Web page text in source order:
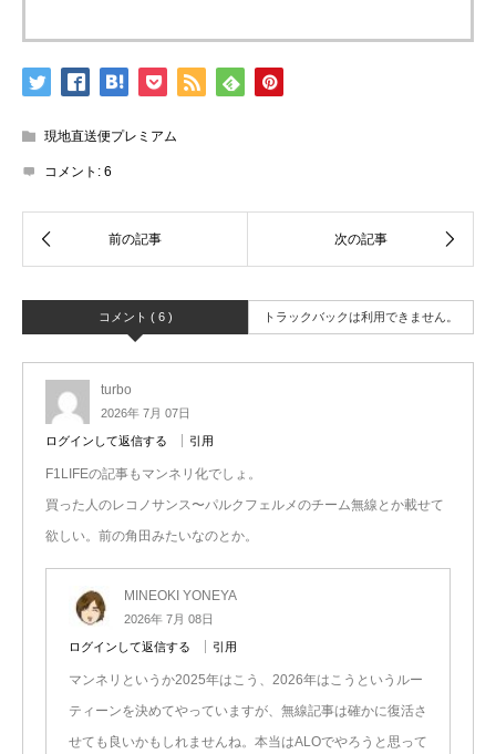
現地直送便プレミアム
コメント: 6
コメント ( 6 ) トラックバックは利用できません。
turbo
2026年 7月 07日
ログインして返信する 引用
F1LIFEの記事もマンネリ化でしょ。
買った人のレコノサンス〜パルクフェルメのチーム無線とか載せて
欲しい。前の角田みたいなのとか。
MINEOKI YONEYA
2026年 7月 08日
ログインして返信する 引用
マンネリというか2025年はこう、2026年はこうというルー
ティーンを決めてやっていますが、無線記事は確かに復活さ
せても良いかもしれませんね。本当はALOでやろうと思って